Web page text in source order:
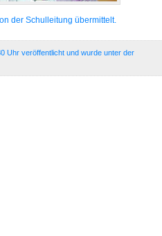
der Schulleitung übermittelt.
Uhr veröffentlicht und wurde unter der